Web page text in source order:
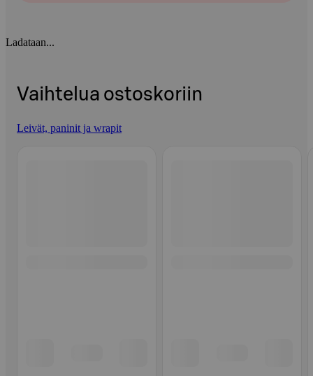
Ladataan...
Vaihtelua ostoskoriin
Leivät, paninit ja wrapit